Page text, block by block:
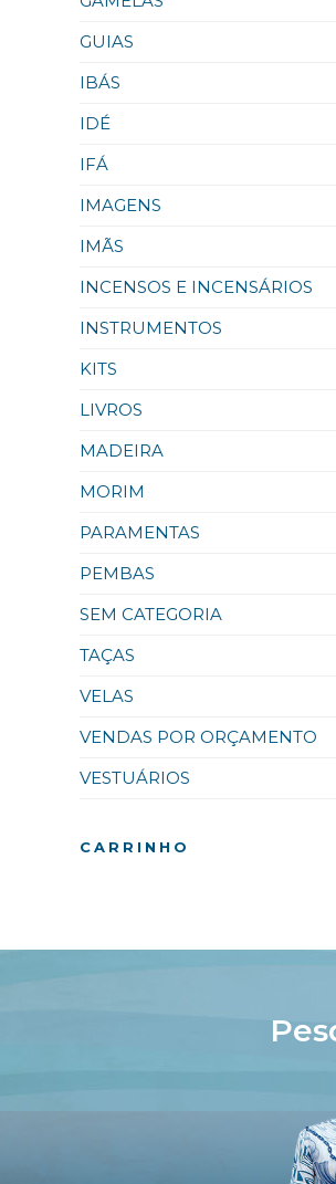
GUIAS
IBÁS
IDÉ
IFÁ
IMAGENS
IMÃS
INCENSOS E INCENSÁRIOS
INSTRUMENTOS
KITS
LIVROS
MADEIRA
MORIM
PARAMENTAS
PEMBAS
SEM CATEGORIA
TAÇAS
VELAS
VENDAS POR ORÇAMENTO
VESTUÁRIOS
CARRINHO